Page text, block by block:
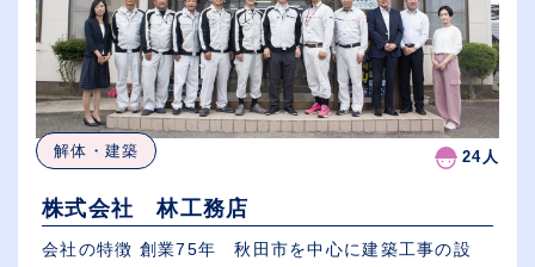
解体・建築 24人
株式会社 林工務店
会社の特徴 創業75年 秋田市を中心に建築工事の設